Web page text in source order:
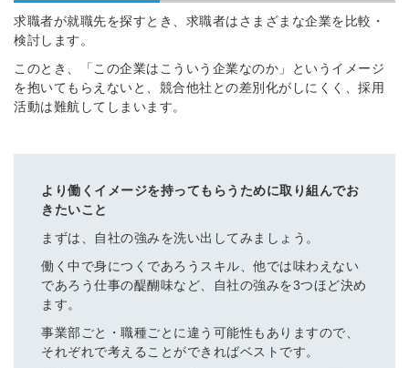
求職者が就職先を探すとき、求職者はさまざまな企業を比較・
検討します。
このとき、「この企業はこういう企業なのか」というイメージ
を抱いてもらえないと、競合他社との差別化がしにくく、採用
活動は難航してしまいます。
より働くイメージを持ってもらうために取り組んでお
きたいこと
まずは、自社の強みを洗い出してみましょう。
働く中で身につくであろうスキル、他では味わえない
であろう仕事の醍醐味など、自社の強みを3つほど決め
ます。
事業部ごと・職種ごとに違う可能性もありますので、
それぞれで考えることができればベストです。